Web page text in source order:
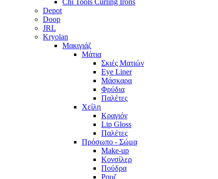
Chi Tools Curling Irons
Depot
Doop
JRL
Kryolan
Μακιγιάζ
Μάτια
Σκιές Ματιών
Eye Liner
Μάσκαρα
Φρύδια
Παλέτες
Χείλη
Κραγιόν
Lip Gloss
Παλέτες
Πρόσωπο - Σώμα
Make-up
Κονσίλερ
Πούδρα
Ρουζ